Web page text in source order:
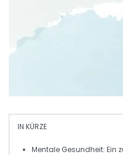
IN KÜRZE
Mentale Gesundheit: Ein